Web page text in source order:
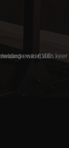
een minimale bestelwaarde van €100.